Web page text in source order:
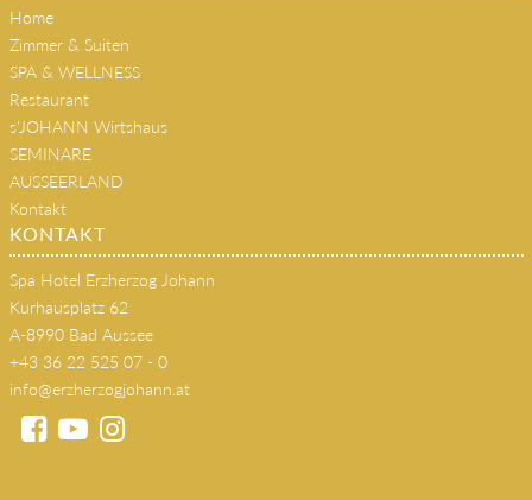
Home
Zimmer & Suiten
SPA & WELLNESS
Restaurant
s'JOHANN Wirtshaus
SEMINARE
AUSSEERLAND
Kontakt
KONTAKT
Spa Hotel Erzherzog Johann
Kurhausplatz 62
A-8990 Bad Aussee
+43 36 22 525 07 - 0
info@erzherzogjohann.at